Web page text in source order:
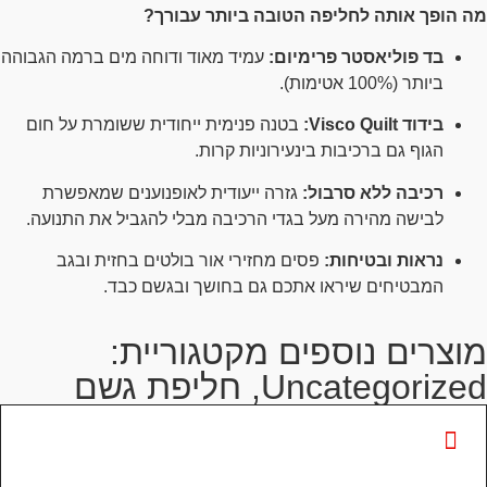
מה הופך אותה לחליפה הטובה ביותר עבורך?
בד פוליאסטר פרימיום: עמיד מאוד ודוחה מים ברמה הגבוהה
ביותר (100% אטימות).
בידוד Visco Quilt:
בטנה פנימית ייחודית ששומרת על חום
הגוף גם ברכיבות בינעירוניות קרות.
רכיבה ללא סרבול: גזרה ייעודית לאופנוענים שמאפשרת
לבישה מהירה מעל בגדי הרכיבה מבלי להגביל את התנועה.
נראות ובטיחות: פסים מחזירי אור בולטים בחזית ובגב
המבטיחים שיראו אתכם גם בחושך ובגשם כבד.
מוצרים נוספים מקטגוריית:
Uncategorized
, חליפת גשם